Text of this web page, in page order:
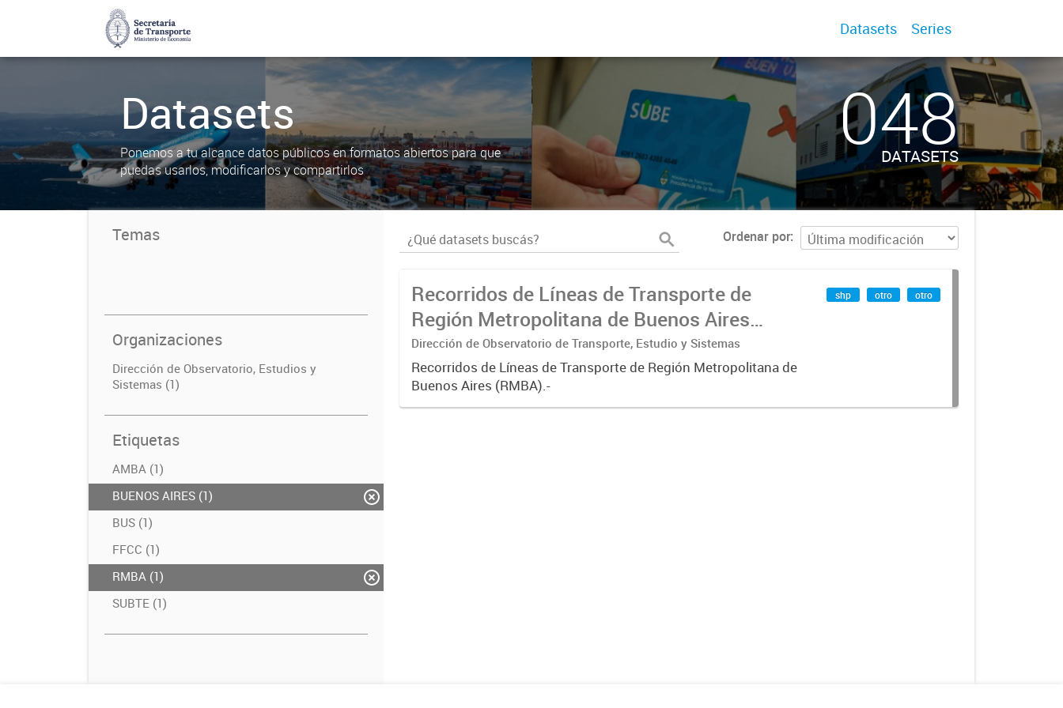
Datasets Series
Datasets
Ponemos a tu alcance datos públicos en formatos abiertos para que
puedas usarlos, modificarlos y compartirlos
048
DATASETS
Temas
Organizaciones
Dirección de Observatorio, Estudios y
Sistemas (1)
Etiquetas
AMBA (1)
BUENOS AIRES (1)
BUS (1)
FFCC (1)
RMBA (1)
SUBTE (1)
Ordenar por
Recorridos de Líneas de Transporte de
Región Metropolitana de Buenos Aires
(RMBA)
Dirección de Observatorio de Transporte, Estudio y Sistemas
Recorridos de Líneas de Transporte de Región Metropolitana de
Buenos Aires (RMBA).-
shp otro otro